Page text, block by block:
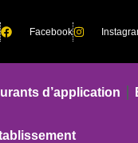
Facebook
d’application